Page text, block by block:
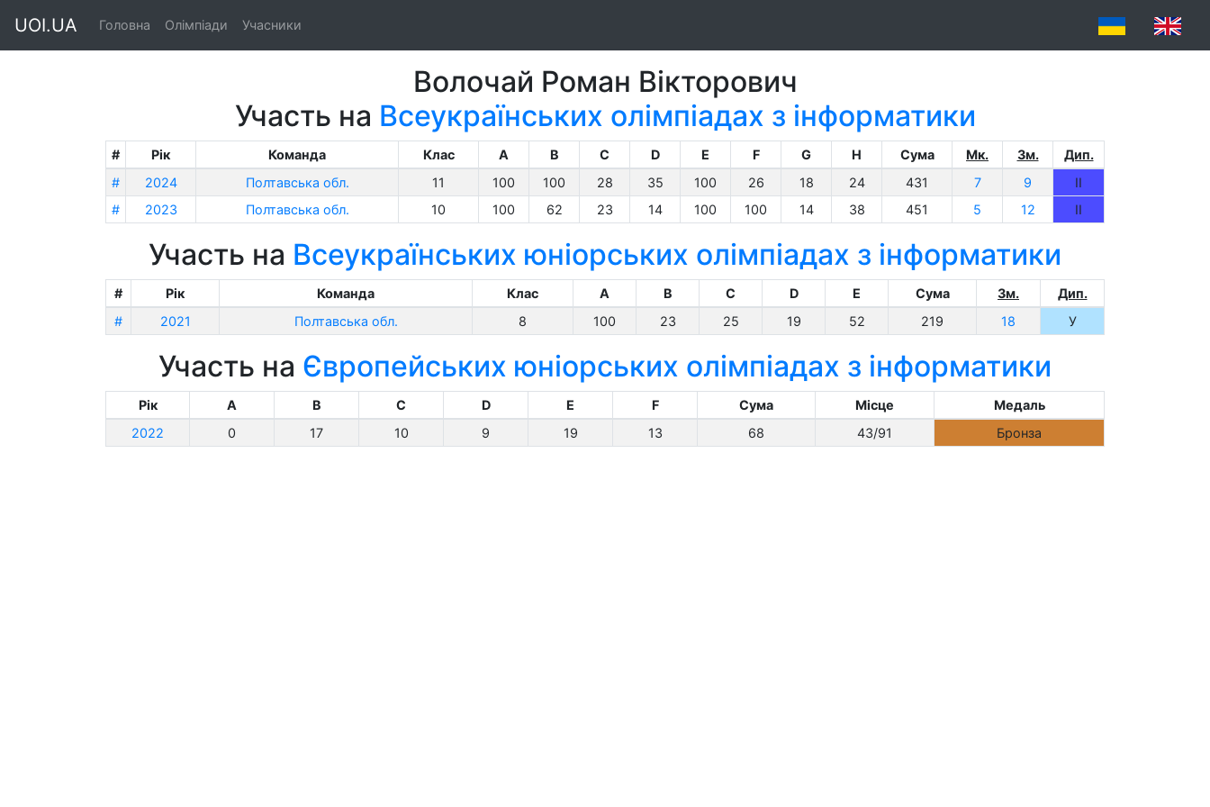
UOI.UA Головна Олімпіади Учасники
Волочай Роман Вікторович
Участь на Всеукраїнських олімпіадах з інформатики
# Рік Команда Клас A B C D E F G H Сума Мк. Зм.
Дип.
#
2024 Полтавська обл. 11 100 100 28 35 100 26 18 24 431 7 9
II
#
2023 Полтавська обл. 10 100 62 23 14 100 100 14 38 451 5 12 II
Участь на Всеукраїнських юніорських олімпіадах з інформатики
# Рік Команда Клас A B C D E Сума Зм.
Дип.
#
2021 Полтавська обл. 8 100 23 25 19 52 219 18 У
Участь на Європейських юніорських олімпіадах з інформатики
Рік A B C D E F Сума Місце
Медаль
2022
0 17 10 9 19 13 68 43/91 Бронза